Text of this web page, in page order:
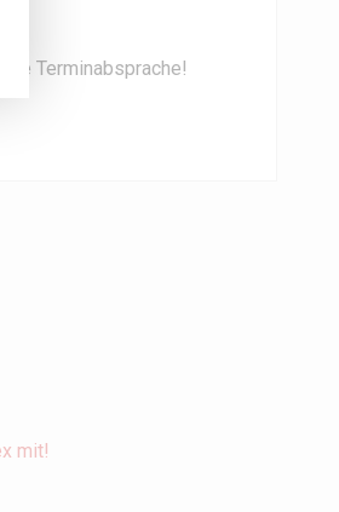
Terminabsprache!
mit!